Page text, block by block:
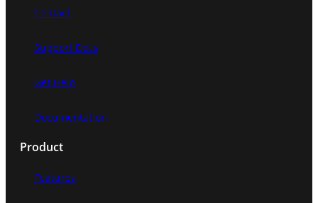
Contact
Support Docs
Get Help
Documentation
Product
Features